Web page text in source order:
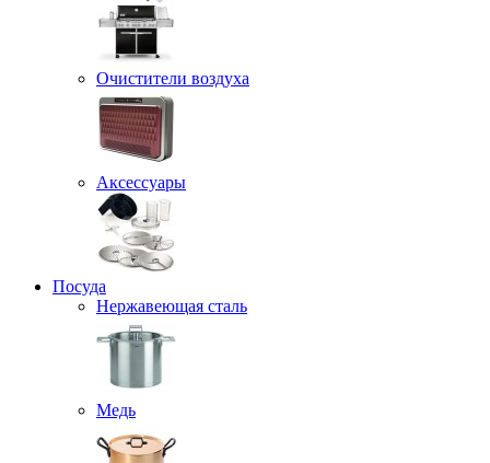
Очистители воздуха
Аксессуары
Посуда
Нержавеющая сталь
Медь